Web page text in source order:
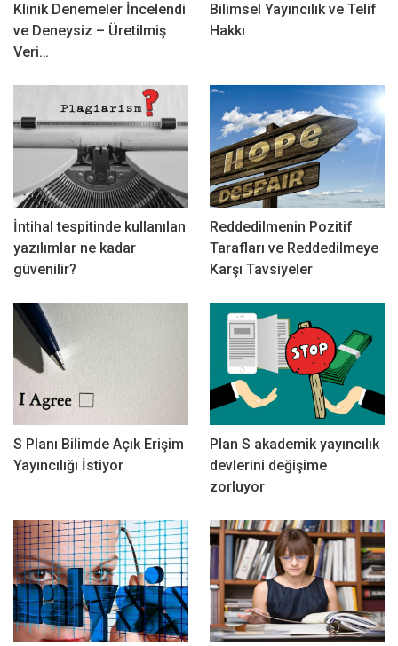
Klinik Denemeler İncelendi
ve Deneysiz – Üretilmiş
Veri…
Bilimsel Yayıncılık ve Telif
Hakkı
İntihal tespitinde kullanılan
yazılımlar ne kadar
güvenilir?
Reddedilmenin Pozitif
Tarafları ve Reddedilmeye
Karşı Tavsiyeler
S Planı Bilimde Açık Erişim
Yayıncılığı İstiyor
Plan S akademik yayıncılık
devlerini değişime
zorluyor